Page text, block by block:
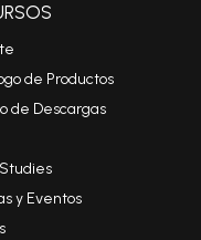
de Productos
de Descargas
y Eventos